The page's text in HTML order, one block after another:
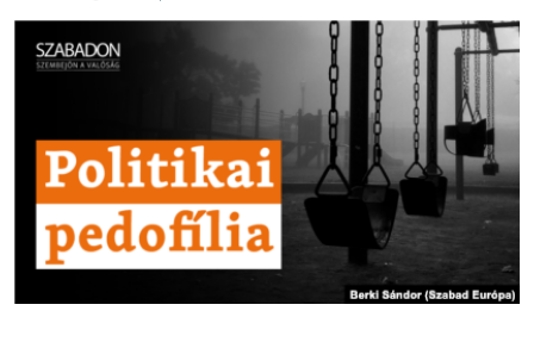
DEMOKRÁCIA
EURÓPAI UNIÓ
VILÁG
KLÍMAVÁLTOZÁS